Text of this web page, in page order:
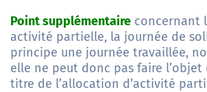
Point supplémentaire concernant
activité partielle, la journée de
principe une journée travaillée,
elle ne peut donc pas faire l’objet
titre de l’allocation d’activité